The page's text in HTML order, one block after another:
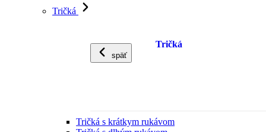
Tričká
späť
Tričká
Tričká s krátkym rukávom